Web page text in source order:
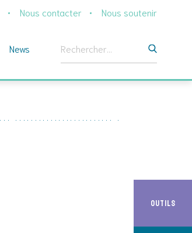
Nous contacter Nous soutenir
News
Outils